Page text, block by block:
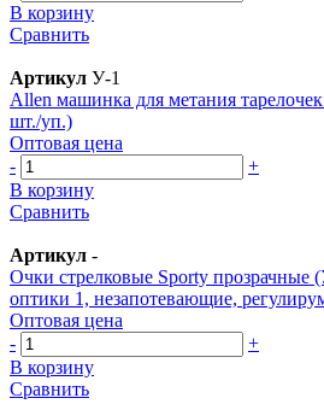
В корзину
Сравнить
Артикул У-1
Allen машинка для метания
шт./уп.)
Оптовая цена
-
+
В корзину
Сравнить
Артикул -
Очки стрелковые Sporty прозрачные
оптики 1, незапотевающие,
Оптовая цена
-
+
В корзину
Сравнить